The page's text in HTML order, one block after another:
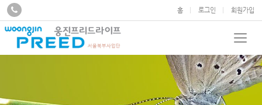
홈 로그인 회원가입